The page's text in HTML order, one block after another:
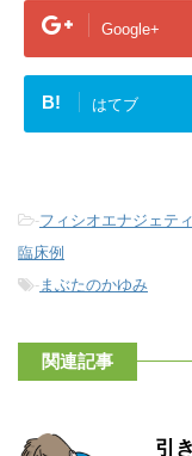
Google+
B! はてブ
-フィシオエナジェテ
臨床例
-まぶたのかゆみ
関連記事
引